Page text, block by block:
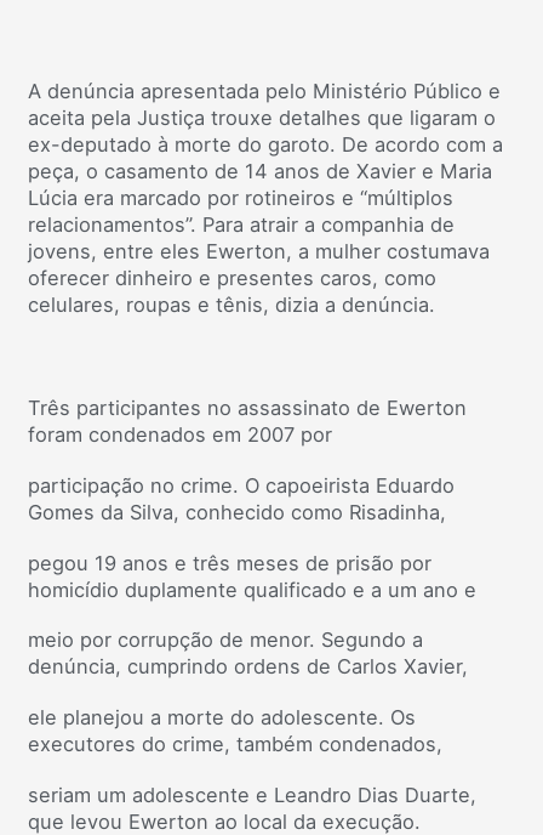
A denúncia apresentada pelo Ministério Público e
aceita pela Justiça trouxe detalhes que ligaram o
ex-deputado à morte do garoto. De acordo com a
peça, o casamento de 14 anos de Xavier e Maria
Lúcia era marcado por rotineiros e “múltiplos
relacionamentos”. Para atrair a companhia de
jovens, entre eles Ewerton, a mulher costumava
oferecer dinheiro e presentes caros, como
celulares, roupas e tênis, dizia a denúncia.
Três participantes no assassinato de Ewerton
foram condenados em 2007 por
participação no crime. O capoeirista Eduardo
Gomes da Silva, conhecido como Risadinha,
pegou 19 anos e três meses de prisão por
homicídio duplamente qualificado e a um ano e
meio por corrupção de menor. Segundo a
denúncia, cumprindo ordens de Carlos Xavier,
ele planejou a morte do adolescente. Os
executores do crime, também condenados,
seriam um adolescente e Leandro Dias Duarte,
que levou Ewerton ao local da execução.